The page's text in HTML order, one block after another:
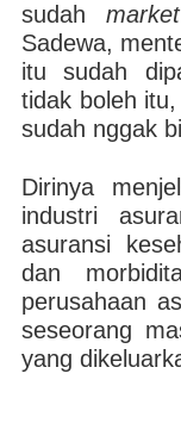
sudah market
Sadewa,
itu sudah
tidak boleh
sudah nggak
Dirinya
industri
asuransi
dan
perusahaan
seseorang
yang